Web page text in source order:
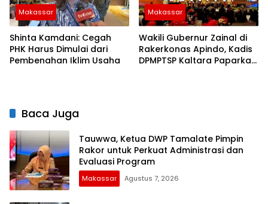
Makassar
Shinta Kamdani: Cegah
PHK Harus Dimulai dari
Pembenahan Iklim Usaha
Makassar
Wakili Gubernur Zainal di
Rakerkonas Apindo, Kadis
DPMPTSP Kaltara Paparkan
Baca Juga
Tauwwa, Ketua DWP Tamalate Pimpin
Rakor untuk Perkuat Administrasi dan
Evaluasi Program
Makassar Agustus 7, 2026